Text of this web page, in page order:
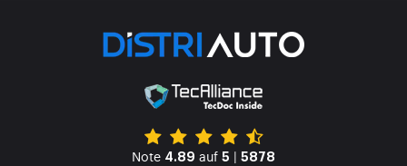
Note 4.89 auf 5 | 5878